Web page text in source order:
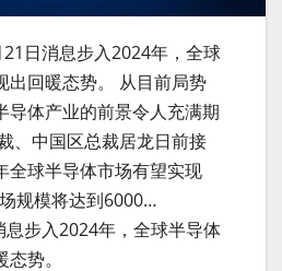
21日消息步入2024年，全球
出回暖态势。 从目前局势
导体产业的前景令人充满期
、中国区总裁居龙日前接
全球半导体市场有望实现
规模将达到6000…
息步入2024年，全球半导体
势。